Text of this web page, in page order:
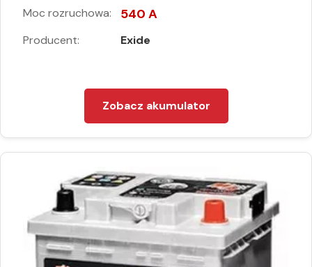
Moc rozruchowa: 540 A
Producent: Exide
Zobacz akumulator